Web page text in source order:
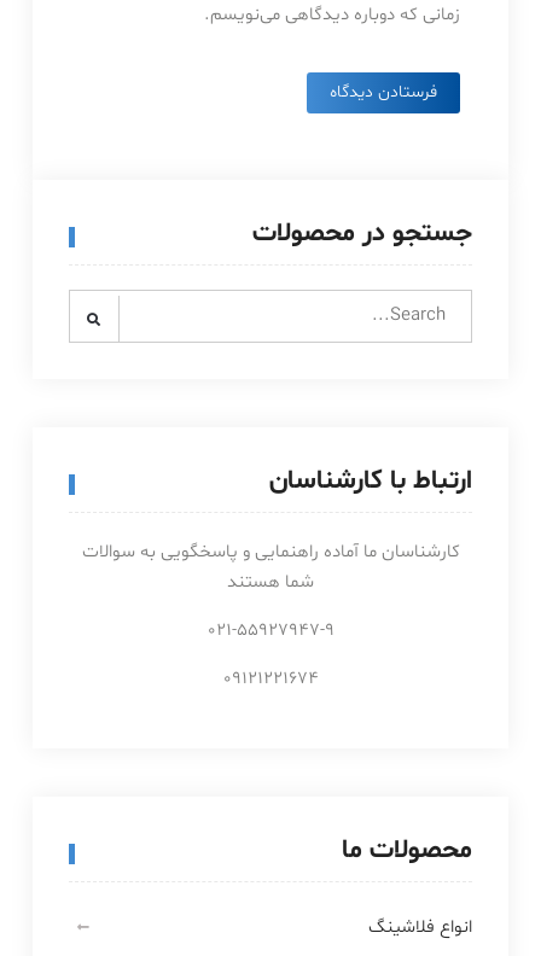
زمانی که دوباره دیدگاهی می‌نویسم.
جستجو در محصولات
Search
ارتباط با کارشناسان
کارشناسان ما آماده راهنمایی و پاسخگویی به سوالات
شما هستند
021-55927947-9
09121221674
محصولات ما
انواع فلاشینگ